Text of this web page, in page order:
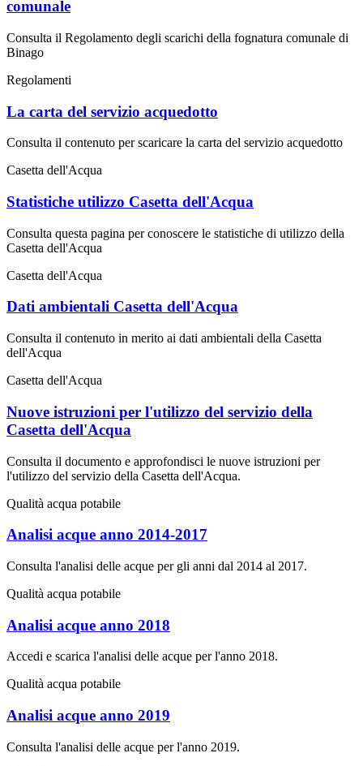
comunale
Consulta il Regolamento degli scarichi della fognatura comunale di
Binago
Regolamenti
La carta del servizio acquedotto
Consulta il contenuto per scaricare la carta del servizio acquedotto
Casetta dell'Acqua
Statistiche utilizzo Casetta dell'Acqua
Consulta questa pagina per conoscere le statistiche di utilizzo della
Casetta dell'Acqua
Casetta dell'Acqua
Dati ambientali Casetta dell'Acqua
Consulta il contenuto in merito ai dati ambientali della Casetta
dell'Acqua
Casetta dell'Acqua
Nuove istruzioni per l'utilizzo del servizio della
Casetta dell'Acqua
Consulta il documento e approfondisci le nuove istruzioni per
l'utilizzo del servizio della Casetta dell'Acqua.
Qualità acqua potabile
Analisi acque anno 2014-2017
Consulta l'analisi delle acque per gli anni dal 2014 al 2017.
Qualità acqua potabile
Analisi acque anno 2018
Accedi e scarica l'analisi delle acque per l'anno 2018.
Qualità acqua potabile
Analisi acque anno 2019
Consulta l'analisi delle acque per l'anno 2019.